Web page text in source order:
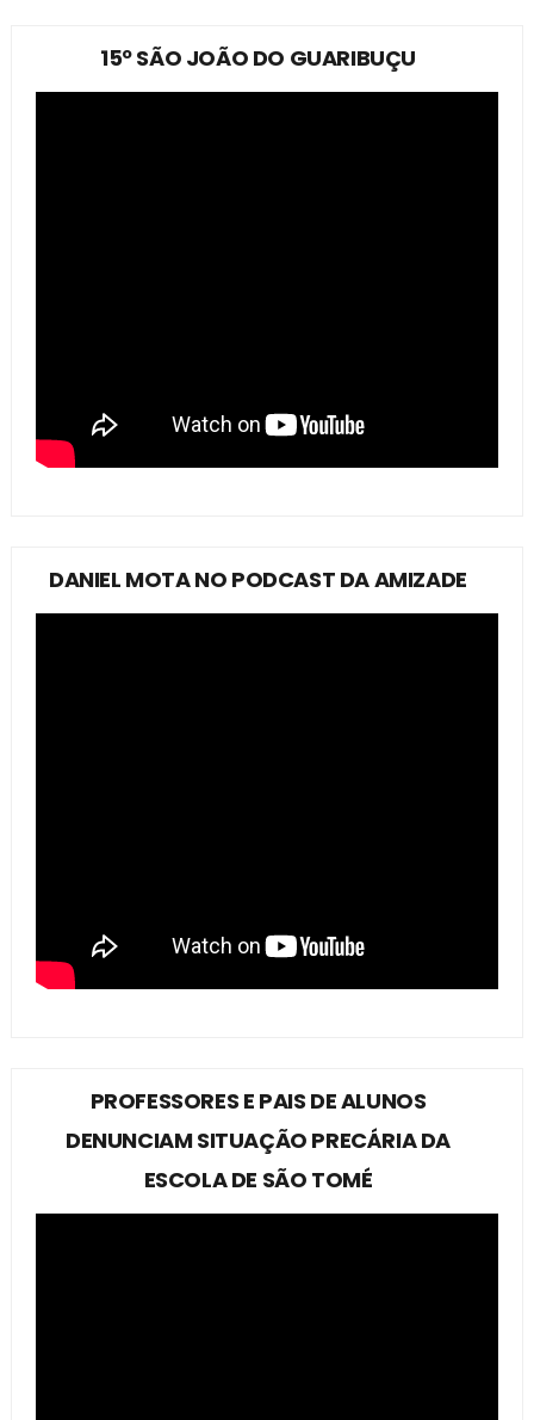
15º SÃO JOÃO DO GUARIBUÇU
DANIEL MOTA NO PODCAST DA AMIZADE
PROFESSORES E PAIS DE ALUNOS
DENUNCIAM SITUAÇÃO PRECÁRIA DA
ESCOLA DE SÃO TOMÉ